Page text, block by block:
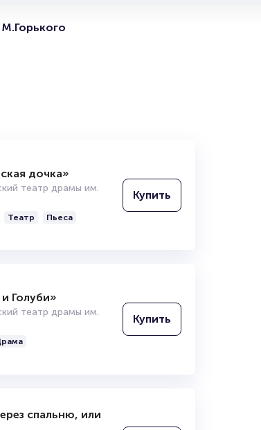
дочка»
театр драмы им.
Театр Пьеса
Купить
Голуби»
театр драмы им.
Купить
спальню, или